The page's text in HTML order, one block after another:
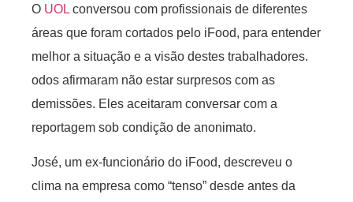
O UOL conversou com profissionais de diferentes
áreas que foram cortados pelo iFood, para entender
melhor a situação e a visão destes trabalhadores.
odos afirmaram não estar surpresos com as
demissões. Eles aceitaram conversar com a
reportagem sob condição de anonimato.
José, um ex-funcionário do iFood, descreveu o
clima na empresa como “tenso” desde antes da